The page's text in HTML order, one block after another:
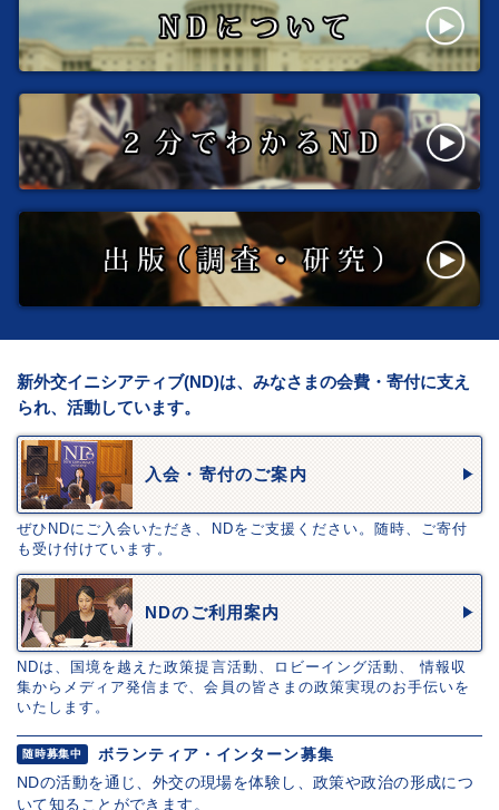
新外交イニシアティブ(ND)は、みなさまの会費・寄付に支え
られ、活動しています。
入会・寄付のご案内
ぜひNDにご入会いただき、NDをご支援ください。随時、ご寄付
も受け付けています。
NDのご利用案内
NDは、国境を越えた政策提言活動、ロビーイング活動、 情報収
集からメディア発信まで、会員の皆さまの政策実現のお手伝いを
いたします。
随時募集中
ボランティア・インターン募集
NDの活動を通じ、外交の現場を体験し、政策や政治の形成につ
いて知ることができます。